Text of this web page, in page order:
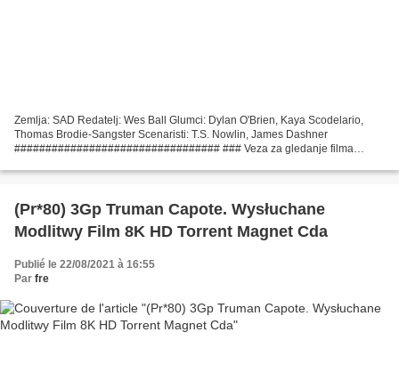
Zemlja: SAD Redatelj: Wes Ball Glumci: Dylan O'Brien, Kaya Scodelario,
Thomas Brodie-Sangster Scenaristi: T.S. Nowlin, James Dashner
################################# ### Veza za gledanje filma
#################################...
(Pr*80) 3Gp Truman Capote. Wysłuchane
Modlitwy Film 8K HD Torrent Magnet Cda
Publié le 22/08/2021 à 16:55
Par fre